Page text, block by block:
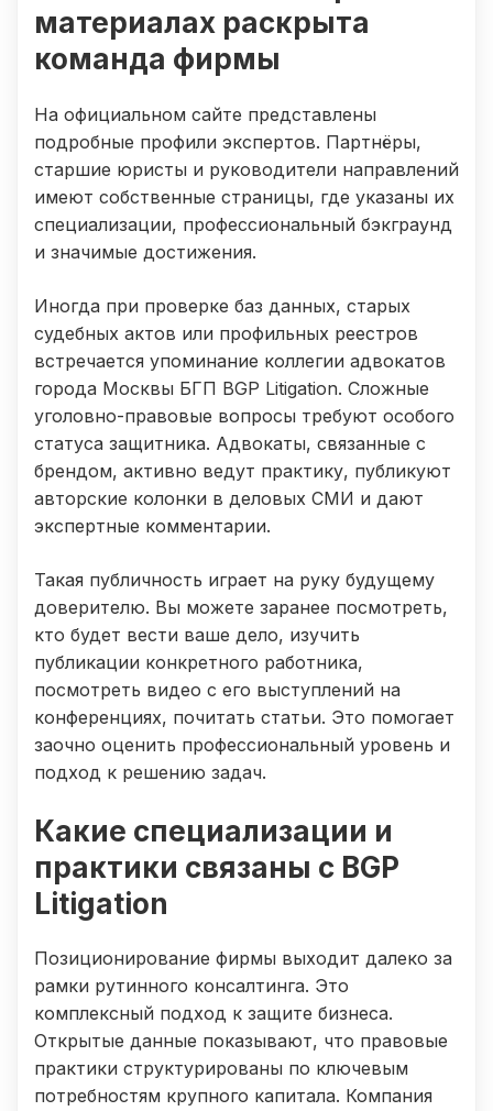
материалах раскрыта
команда фирмы
На официальном сайте представлены
подробные профили экспертов. Партнёры,
старшие юристы и руководители направлений
имеют собственные страницы, где указаны их
специализации, профессиональный бэкграунд
и значимые достижения.
Иногда при проверке баз данных, старых
судебных актов или профильных реестров
встречается упоминание коллегии адвокатов
города Москвы БГП BGP Litigation. Сложные
уголовно-правовые вопросы требуют особого
статуса защитника. Адвокаты, связанные с
брендом, активно ведут практику, публикуют
авторские колонки в деловых СМИ и дают
экспертные комментарии.
Такая публичность играет на руку будущему
доверителю. Вы можете заранее посмотреть,
кто будет вести ваше дело, изучить
публикации конкретного работника,
посмотреть видео с его выступлений на
конференциях, почитать статьи. Это помогает
заочно оценить профессиональный уровень и
подход к решению задач.
Какие специализации и
практики связаны с BGP
Litigation
Позиционирование фирмы выходит далеко за
рамки рутинного консалтинга. Это
комплексный подход к защите бизнеса.
Открытые данные показывают, что правовые
практики структурированы по ключевым
потребностям крупного капитала. Компания